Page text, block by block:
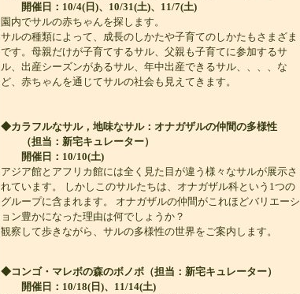
開催日：10/4(日)、10/31(土)、11/7(土)
園内でサルの赤ちゃんを探します。
サルの種類によって、成長のしかたや子育てのしかたもさまざま
です。母親だけが子育てするサル、父親も子育てに参加するサ
ル、出産シーズンがあるサル、年中出産できるサル、、、、な
ど、赤ちゃんを通じてサルの社会も見えてきます。
◆カラフルなサル，地味なサル：オナガザルの仲間の多様性
（担当：新宅キュレーター）
開催日：10/10(土)
アジア館とアフリカ館には全く見た目が違う様々なサルが展示さ
れています。 しかしこのサルたちは、オナガザル科という1つの
グループに含まれます。 オナガザルの仲間がこれほどバリエーシ
ョン豊かになった理由は何でしょうか？
観察して歩きながら、サルの多様性の世界をご案内します。
◆コンゴ・マレボの森のボノボ（担当：新宅キュレーター）
開催日：10/18(日)、11/14(土)